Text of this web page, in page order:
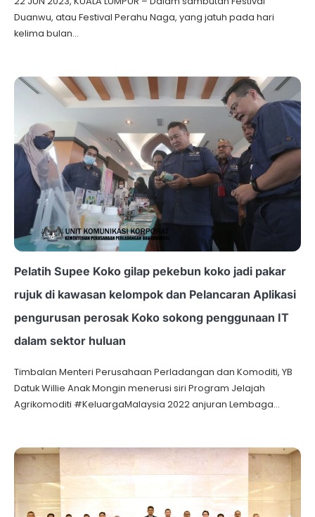
Duanwu, atau Festival Perahu Naga, yang jatuh pada hari
kelima bulan…
Pelatih Supee Koko gilap pekebun koko jadi pakar
rujuk di kawasan kelompok dan Pelancaran Aplikasi
pengurusan perosak Koko sokong penggunaan IT
dalam sektor huluan
Timbalan Menteri Perusahaan Perladangan dan Komoditi, YB
Datuk Willie Anak Mongin menerusi siri Program Jelajah
Agrikomoditi #KeluargaMalaysia 2022 anjuran Lembaga…